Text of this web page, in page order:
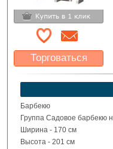
Торговаться
Какая цена Вас
устроит?
Указать цену
Барбекю
Группа Садовое барбекю
Ширина - 170 см
Высота - 201 см